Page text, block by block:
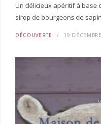
Un délicieux apéritif à base
sirop de bourgeons de
DÉCOUVERTE 19